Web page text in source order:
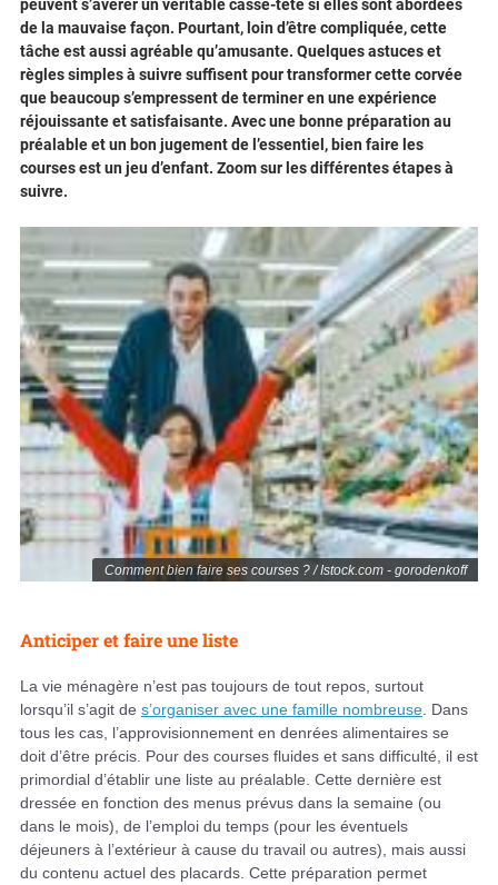
Comment bien faire ses courses ? / Istock.com - gorodenkoff
peuvent s’avérer un véritable casse-tête si elles sont abordées
de la mauvaise façon. Pourtant, loin d’être compliquée, cette
tâche est aussi agréable qu’amusante. Quelques astuces et
règles simples à suivre suffisent pour transformer cette corvée
que beaucoup s’empressent de terminer en une expérience
réjouissante et satisfaisante. Avec une bonne préparation au
préalable et un bon jugement de l’essentiel, bien faire les
courses est un jeu d’enfant. Zoom sur les différentes étapes à
suivre.
Anticiper et faire une liste
La vie ménagère n’est pas toujours de tout repos, surtout
lorsqu’il s’agit de s’organiser avec une famille nombreuse . Dans
tous les cas, l’approvisionnement en denrées alimentaires se
doit d’être précis. Pour des courses fluides et sans difficulté, il est
primordial d’établir une liste au préalable. Cette dernière est
dressée en fonction des menus prévus dans la semaine (ou
dans le mois), de l’emploi du temps (pour les éventuels
déjeuners à l’extérieur à cause du travail ou autres), mais aussi
du contenu actuel des placards. Cette préparation permet